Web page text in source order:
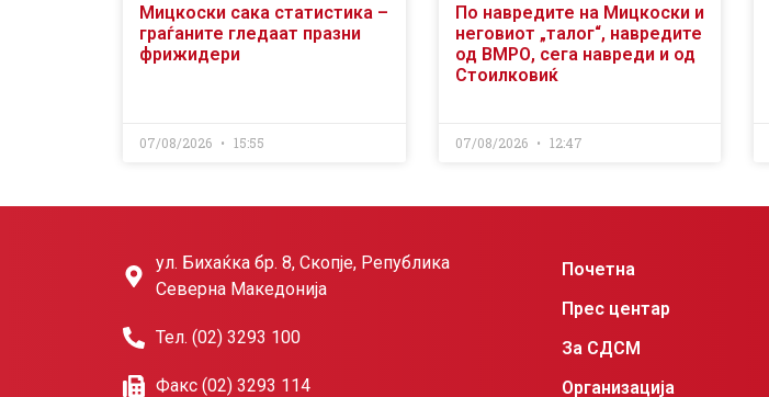
Мицкоски сака статистика –
граѓаните гледаат празни
фрижидери
07/08/2026 15:55
По навредите на Мицкоски и
неговиот „талог“, навредите
од ВМРО, сега навреди и од
Стоилковиќ
07/08/2026 12:47
ул. Бихаќка бр. 8, Скопје, Република
Северна Македонија
Тел. (02) 3293 100
Факс (02) 3293 114
Почетна
Прес центар
За СДСМ
Организација